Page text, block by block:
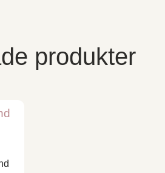
produkter